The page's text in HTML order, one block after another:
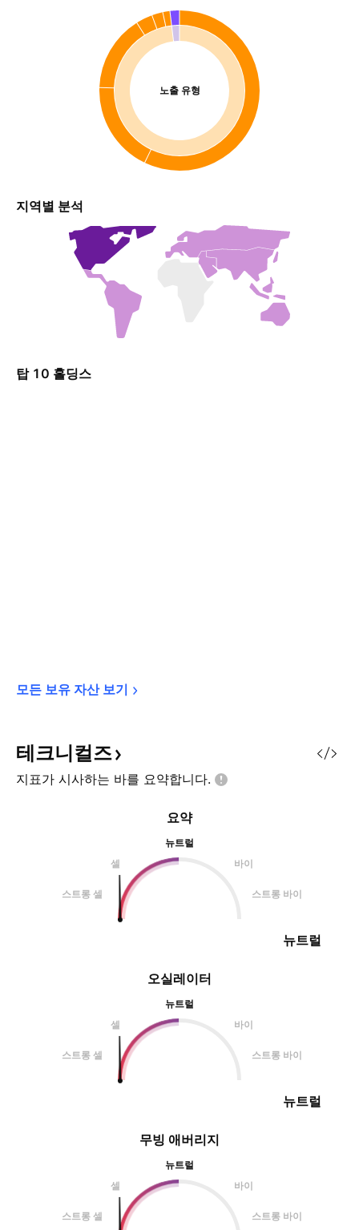
노출 유형
지역별 분석
탑 10 홀딩스
모든 보유 자산 보기
테크니컬즈
지표가 시사하는 바를 요약합니다.
오실레이터
뉴트럴
셀
바이
스트롱 셀 스트롱 바이
뉴트럴
요약
뉴트럴
셀
바이
스트롱 셀 스트롱 바이
뉴트럴
무빙 애버리지
뉴트럴
셀
바이
스트롱 셀 스트롱 바이